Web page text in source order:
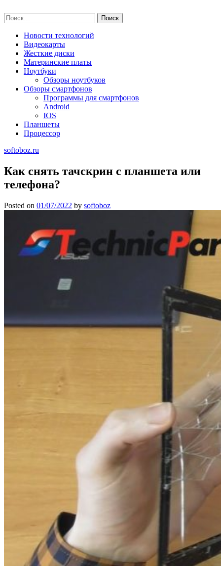
to
content
Найти:
Новости технологий
Видеокарты
Жесткие диски
Материнские платы
Ноутбуки
Обзоры ноутбуков
Обзоры смартфонов
Программы для смартфонов
Android
IOS
Планшеты
Процессор
softoboz.ru
Как снять тачскрин с планшета или
телефона?
Posted on 01/07/2022 by softoboz